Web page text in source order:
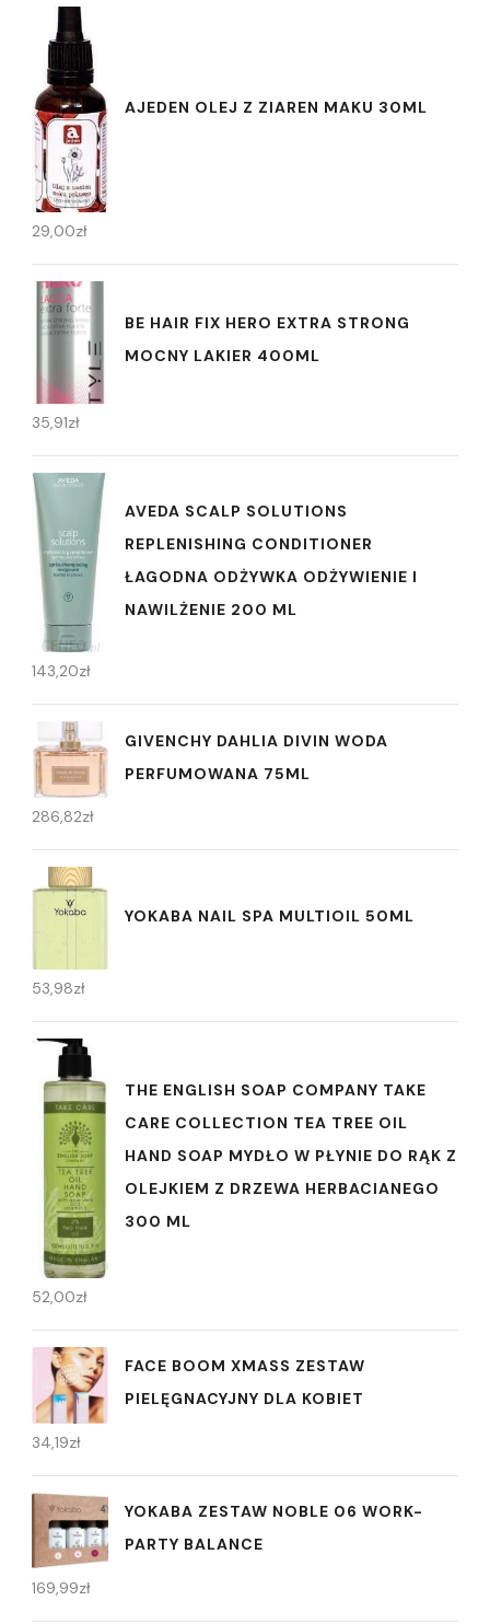
AJEDEN OLEJ Z ZIAREN MAKU 30ML
29,00zł
BE HAIR FIX HERO EXTRA STRONG
MOCNY LAKIER 400ML
35,91zł
AVEDA SCALP SOLUTIONS
REPLENISHING CONDITIONER
ŁAGODNA ODŻYWKA ODŻYWIENIE I
NAWILŻENIE 200 ML
143,20zł
GIVENCHY DAHLIA DIVIN WODA
PERFUMOWANA 75ML
286,82zł
YOKABA NAIL SPA MULTIOIL 50ML
53,98zł
THE ENGLISH SOAP COMPANY TAKE
CARE COLLECTION TEA TREE OIL
HAND SOAP MYDŁO W PŁYNIE DO RĄK Z
OLEJKIEM Z DRZEWA HERBACIANEGO
300 ML
52,00zł
FACE BOOM XMASS ZESTAW
PIELĘGNACYJNY DLA KOBIET
34,19zł
YOKABA ZESTAW NOBLE 06 WORK-
PARTY BALANCE
169,99zł